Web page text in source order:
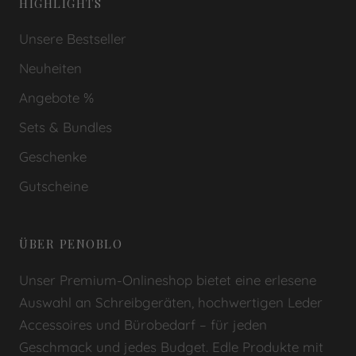
HIGHLIGHTS
Unsere Bestseller
Neuheiten
Angebote %
Sets & Bundles
Geschenke
Gutscheine
ÜBER PENOBLO
Unser Premium-Onlineshop bietet eine erlesene
Auswahl an Schreibgeräten, hochwertigen Leder
Accessoires und Bürobedarf – für jeden
Geschmack und jedes Budget. Edle Produkte mit